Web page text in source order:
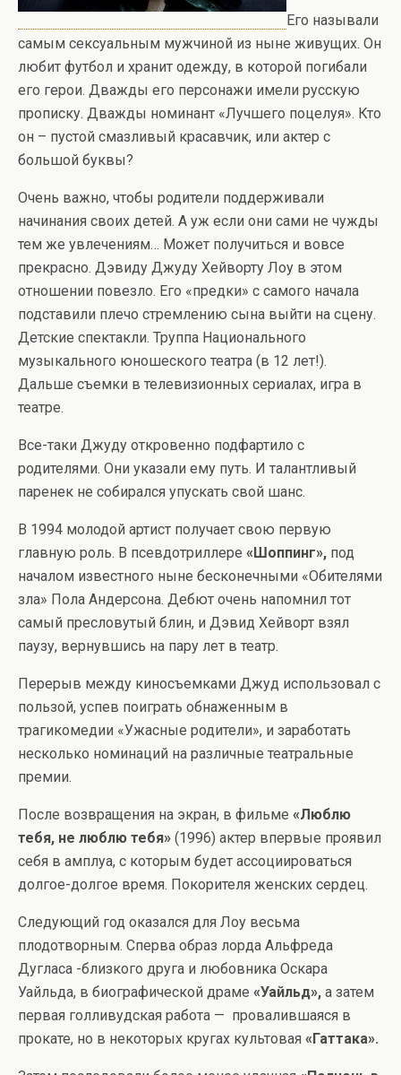
Его называли
самым сексуальным мужчиной из ныне живущих. Он
любит футбол и хранит одежду, в которой погибали
его герои. Дважды его персонажи имели русскую
прописку. Дважды номинант «Лучшего поцелуя». Кто
он – пустой смазливый красавчик, или актер с
большой буквы?
Очень важно, чтобы родители поддерживали
начинания своих детей. А уж если они сами не чужды
тем же увлечениям… Может получиться и вовсе
прекрасно. Дэвиду Джуду Хейворту Лоу в этом
отношении повезло. Его «предки» с самого начала
подставили плечо стремлению сына выйти на сцену.
Детские спектакли. Труппа Национального
музыкального юношеского театра (в 12 лет!).
Дальше съемки в телевизионных сериалах, игра в
театре.
Все-таки Джуду откровенно подфартило с
родителями. Они указали ему путь. И талантливый
паренек не собирался упускать свой шанс.
В 1994 молодой артист получает свою первую
главную роль. В псевдотриллере «Шоппинг», под
началом известного ныне бесконечными «Обителями
зла» Пола Андерсона. Дебют очень напомнил тот
самый пресловутый блин, и Дэвид Хейворт взял
паузу, вернувшись на пару лет в театр.
Перерыв между киносъемками Джуд использовал с
пользой, успев поиграть обнаженным в
трагикомедии «Ужасные родители», и заработать
несколько номинаций на различные театральные
премии.
После возвращения на экран, в фильме «Люблю
тебя, не люблю тебя» (1996) актер впервые проявил
себя в амплуа, с которым будет ассоциироваться
долгое-долгое время. Покорителя женских сердец.
Следующий год оказался для Лоу весьма
плодотворным. Сперва образ лорда Альфреда
Дугласа -близкого друга и любовника Оскара
Уайльда, в биографической драме «Уайльд», а затем
первая голливудская работа — провалившаяся в
прокате, но в некоторых кругах культовая «Гаттака».